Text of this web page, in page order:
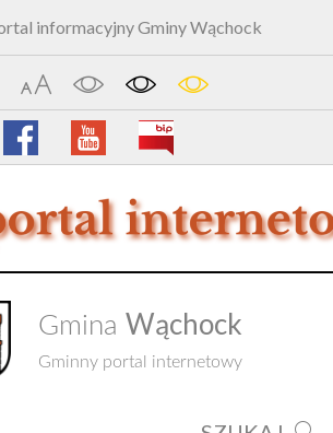
informacyjny Gminy Wąchock
Gmina Wąchock
Gminny portal internetowy